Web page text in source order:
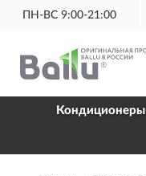
ПН-ВС 9:00-21:00
Кондиционеры